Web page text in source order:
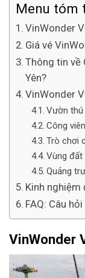
Menu tóm
VinWonder
Giá vé
Thông tin về
Yên?
VinWonder
Vườn
Công
Trò chơi
Vùng
Quảng
Kinh nghiệm
FAQ: Câu
VinWonder